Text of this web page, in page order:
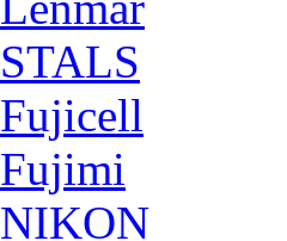
STALS
Fujicell
Fujimi
NIKON